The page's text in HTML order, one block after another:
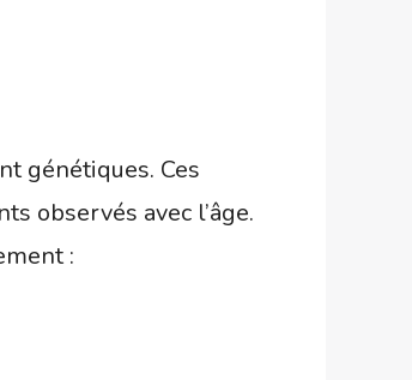
génétiques. Ces
observés avec l’âge.
: